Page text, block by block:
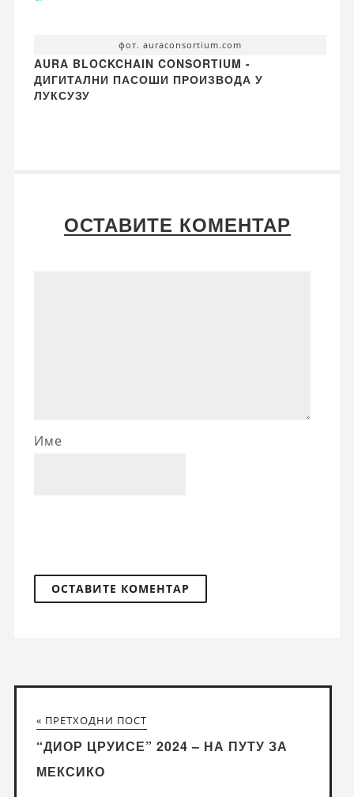
фот. auraconsortium.com
AURA BLOCKCHAIN CONSORTIUM -
ДИГИТАЛНИ ПАСОШИ ПРОИЗВОДА У
ЛУКСУЗУ
ОСТАВИТЕ КОМЕНТАР
Име
« ПРЕТХОДНИ ПОСТ
“ДИОР ЦРУИСЕ” 2024 – НА ПУТУ ЗА
МЕКСИКО